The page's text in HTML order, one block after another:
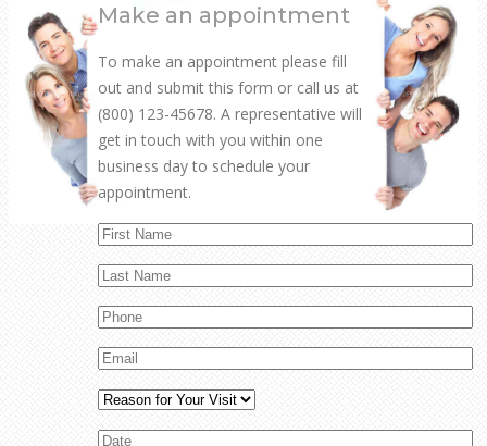
Make an appointment
To make an appointment please fill
out and submit this form or call us at
(800) 123-45678. A representative will
get in touch with you within one
business day to schedule your
appointment.